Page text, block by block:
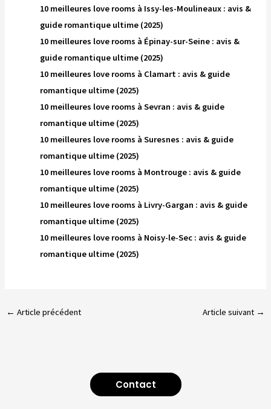
10 meilleures love rooms à Issy-les-Moulineaux : avis &
guide romantique ultime (2025)
10 meilleures love rooms à Épinay-sur-Seine : avis &
guide romantique ultime (2025)
10 meilleures love rooms à Clamart : avis & guide
romantique ultime (2025)
10 meilleures love rooms à Sevran : avis & guide
romantique ultime (2025)
10 meilleures love rooms à Suresnes : avis & guide
romantique ultime (2025)
10 meilleures love rooms à Montrouge : avis & guide
romantique ultime (2025)
10 meilleures love rooms à Livry-Gargan : avis & guide
romantique ultime (2025)
10 meilleures love rooms à Noisy-le-Sec : avis & guide
romantique ultime (2025)
← Article précédent Article suivant →
Contact